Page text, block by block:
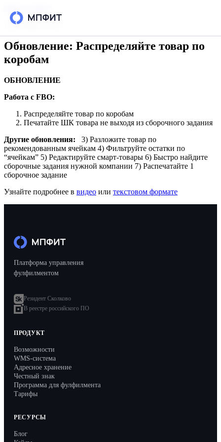
Возможности
Тарифы
РЕСУРСЫ
Блог
Кейсы
База знаний
Партнёрам
13 октября 2023 г.
Обновление: Распределяйте товар по
коробам
ОБНОВЛЕНИЕ
Работа с FBO:
Распределяйте товар по коробам
Печатайте ШК товара не выходя из сборочного задания
Другие обновления: 3) Разложите товар по
рекомендованным ячейкам 4) Фильтруйте остатки по
“ячейкам” 5) Редактируйте смарт-товары 6) Быстро найдите
сборочные задания нужной компании 7) Распечатайте 1
сборочное задание
Узнайте подробнее в видео или текстовом формате
Платформа управления
фулфилментом
Резидент Сколково
В реестре российского ПО
ПРОДУКТ
Возможности
WMS-система
Адресное хранение
Честный знак
Программа для фулфилмента
Тарифы
РЕСУРСЫ
Блог